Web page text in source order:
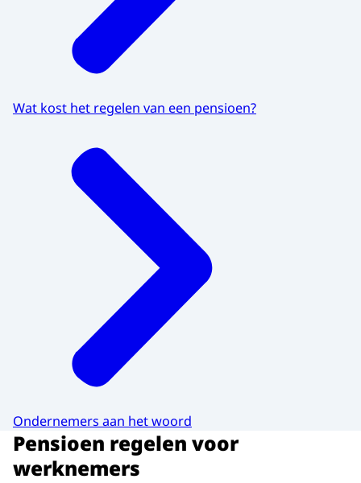
Wat kost het regelen van een pensioen?
Ondernemers aan het woord
Pensioen regelen voor
werknemers